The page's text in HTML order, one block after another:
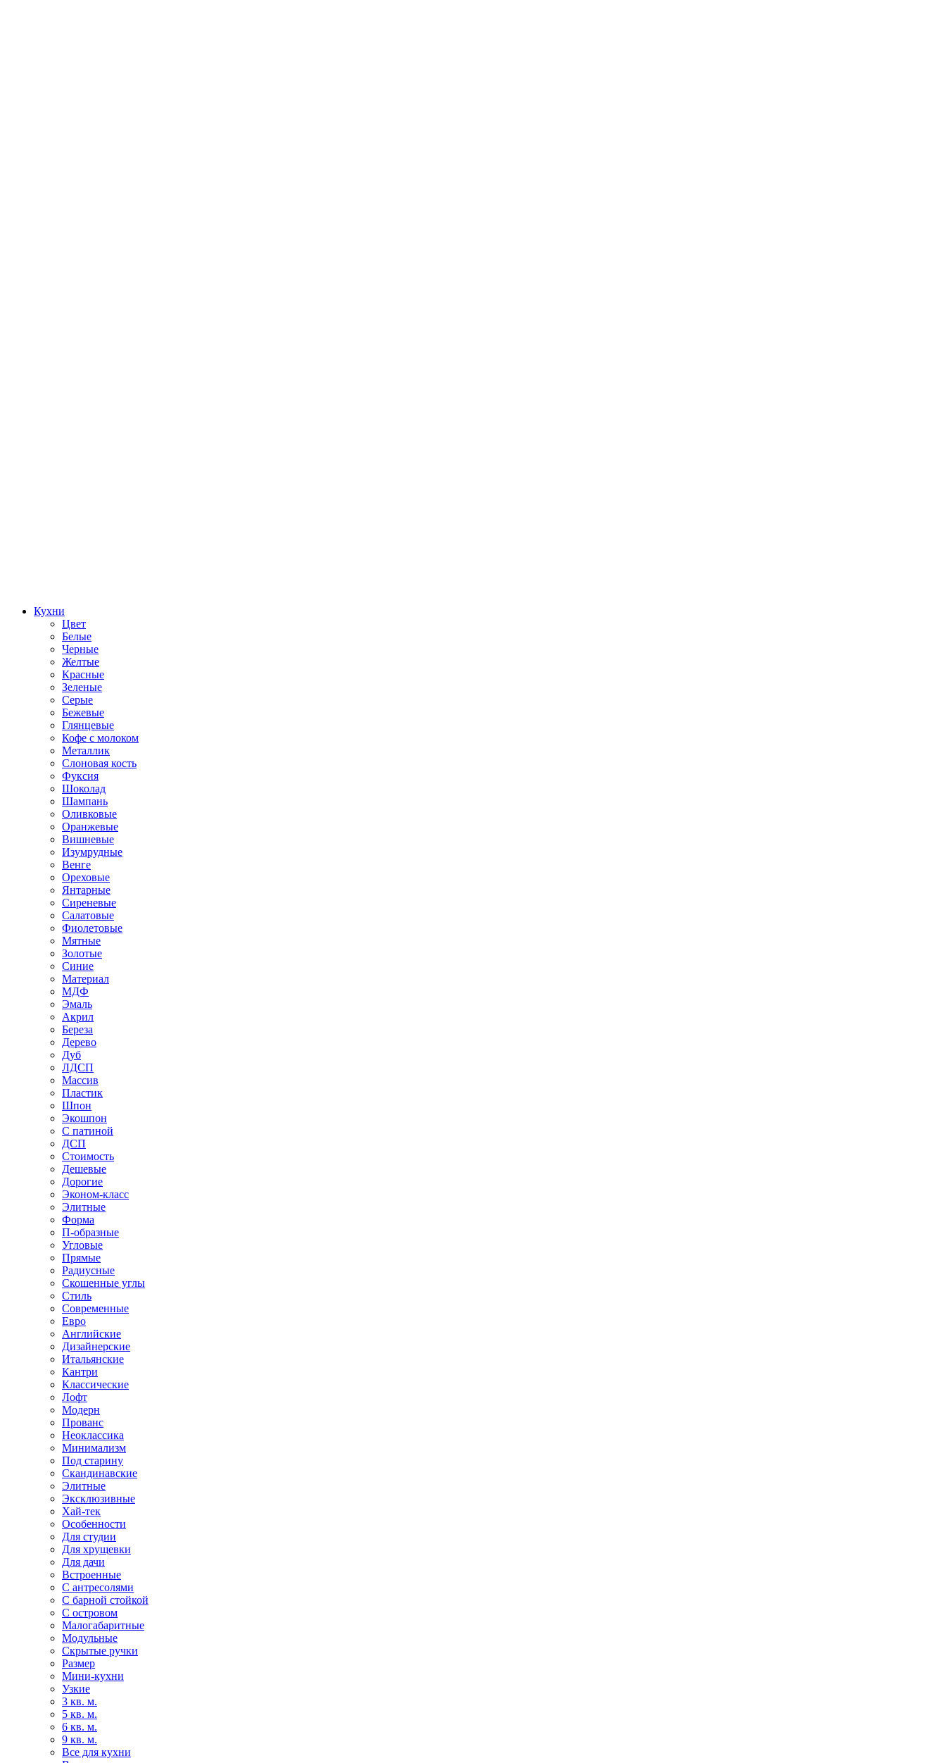
Кухни
Цвет
Белые
Черные
Желтые
Красные
Зеленые
Серые
Бежевые
Глянцевые
Кофе с молоком
Металлик
Слоновая кость
Фуксия
Шоколад
Шампань
Оливковые
Оранжевые
Вишневые
Изумрудные
Венге
Ореховые
Янтарные
Сиреневые
Салатовые
Фиолетовые
Мятные
Золотые
Синие
Материал
МДФ
Эмаль
Акрил
Береза
Дерево
Дуб
ЛДСП
Массив
Пластик
Шпон
Экошпон
С патиной
ДСП
Стоимость
Дешевые
Дорогие
Эконом-класс
Элитные
Форма
П-образные
Угловые
Прямые
Радиусные
Скошенные углы
Стиль
Современные
Евро
Английские
Дизайнерские
Итальянские
Кантри
Классические
Лофт
Модерн
Прованс
Неоклассика
Минимализм
Под старину
Скандинавские
Элитные
Эксклюзивные
Хай-тек
Особенности
Для студии
Для хрущевки
Для дачи
Встроенные
С антресолями
С барной стойкой
С островом
Малогабаритные
Модульные
Скрытые ручки
Размер
Мини-кухни
Узкие
3 кв. м.
5 кв. м.
6 кв. м.
9 кв. м.
Все для кухни